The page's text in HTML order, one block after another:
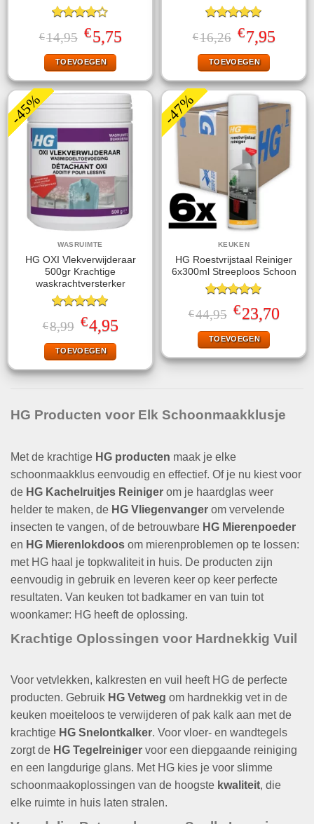
Gewaardeerd
4.00uit
€14,95 Oorspronkelijke
prijs
was:
€14,95.
€5,75Huidige
prijs
TOEVOEGEN
Gewaardeerd
5.00uit 5
€16,26 Oorspronkelijke
prijs
was:
€16,26.
€7,95Huidige
prijs
TOEVOEGEN
-45%
WASRUIMTE
HG OXI Vlekverwijderaar
500gr Krachtige
waskrachtversterker
Gewaardeerd
5.00uit 5
€8,99 Oorspronkelijke
prijs
was:
€8,99.
€4,95Huidige
prijs
is:
TOEVOEGEN
-47%
KEUKEN
HG Roestvrijstaal Reiniger
6x300ml Streeploos Schoon
Gewaardeerd
4.83uit 5
€44,95 Oorspronkelijke
prijs
was:
€44,95.
€23,70Huidige
prijs
TOEVOEGEN
HG Producten voor Elk Schoonmaakklusje
Met de krachtige HG producten maak je elke
schoonmaakklus eenvoudig en effectief. Of je nu kiest voor
de HG Kachelruitjes Reiniger om je haardglas weer
helder te maken, de HG Vliegenvanger om vervelende
insecten te vangen, of de betrouwbare HG Mierenpoeder
en HG Mierenlokdoos om mierenproblemen op te lossen:
met HG haal je topkwaliteit in huis. De producten zijn
eenvoudig in gebruik en leveren keer op keer perfecte
resultaten. Van keuken tot badkamer en van tuin tot
woonkamer: HG heeft de oplossing.
Krachtige Oplossingen voor Hardnekkig Vuil
Voor vetvlekken, kalkresten en vuil heeft HG de perfecte
producten. Gebruik HG Vetweg om hardnekkig vet in de
keuken moeiteloos te verwijderen of pak kalk aan met de
krachtige HG Snelontkalker. Voor vloer- en wandtegels
zorgt de HG Tegelreiniger voor een diepgaande reiniging
en een langdurige glans. Met HG kies je voor slimme
schoonmaakoplossingen van de hoogste kwaliteit, die
elke ruimte in huis laten stralen.